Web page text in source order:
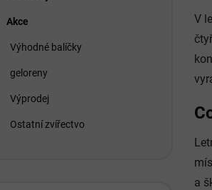
Akce
Výhodné balíčky
geloreny
Výprodej
Ostatní zvířectvo
V
a